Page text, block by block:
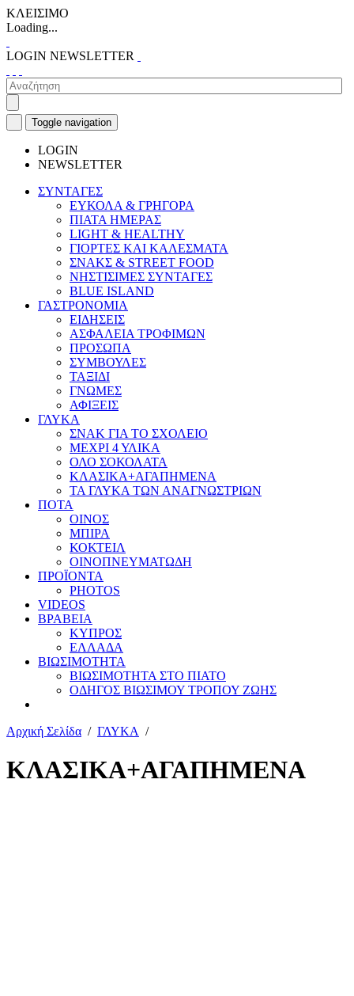
ΚΛΕΙΣΙΜΟ
Loading...
LOGIN NEWSLETTER
Toggle navigation
LOGIN
NEWSLETTER
ΣΥΝΤΑΓΕΣ
ΕΥΚΟΛΑ & ΓΡΗΓΟΡΑ
ΠΙΑΤΑ ΗΜΕΡΑΣ
LIGHT & HEALTHY
ΓΙΟΡΤΕΣ ΚΑΙ ΚΑΛΕΣΜΑΤΑ
ΣΝΑΚΣ & STREET FOOD
ΝΗΣΤΙΣΙΜΕΣ ΣΥΝΤΑΓΕΣ
BLUE ISLAND
ΓΑΣΤΡΟΝΟΜΙΑ
ΕΙΔΗΣΕΙΣ
ΑΣΦΑΛΕΙΑ ΤΡΟΦΙΜΩΝ
ΠΡΟΣΩΠΑ
ΣΥΜΒΟΥΛΕΣ
ΤΑΞΙΔΙ
ΓΝΩΜΕΣ
ΑΦΙΞΕΙΣ
ΓΛΥΚΑ
ΣΝΑΚ ΓΙΑ ΤΟ ΣΧΟΛΕΙΟ
ΜΕΧΡΙ 4 ΥΛΙΚΑ
ΟΛΟ ΣΟΚΟΛΑΤΑ
ΚΛΑΣΙΚΑ+ΑΓΑΠΗΜΕΝΑ
ΤΑ ΓΛΥΚΑ ΤΩΝ ΑΝΑΓΝΩΣΤΡΙΩΝ
ΠΟΤΑ
ΟΙΝΟΣ
ΜΠΙΡΑ
ΚΟΚΤΕΙΛ
ΟΙΝΟΠΝΕΥΜΑΤΩΔΗ
ΠΡΟΪΟΝΤΑ
PHOTOS
VIDEOS
ΒΡΑΒΕΙΑ
ΚΥΠΡΟΣ
ΕΛΛΑΔΑ
ΒΙΩΣΙΜΟΤΗΤΑ
ΒΙΩΣΙΜΟΤΗΤΑ ΣΤΟ ΠΙΑΤΟ
ΟΔΗΓΟΣ ΒΙΩΣΙΜΟΥ ΤΡΟΠΟΥ ΖΩΗΣ
Αρχική Σελίδα / ΓΛΥΚΑ /
ΚΛΑΣΙΚΑ+ΑΓΑΠΗΜΕΝΑ